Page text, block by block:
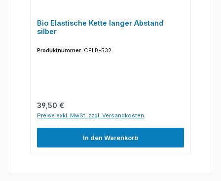
Bio Elastische Kette langer Abstand
silber
Produktnummer: CELB-532
Regulärer Preis:
39,50 €
Preise exkl. MwSt. zzgl. Versandkosten
In den Warenkorb